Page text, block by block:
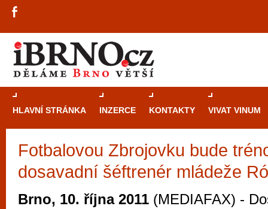
HLAVNÍ STRÁNKA INZERCE KONTAKTY VIVAT VINUM
Fotbalovou Zbrojovku bude
dosavadní šéftrenér mládeže
Brno, 10. října 2011 (MEDIAFAX) -
Průvodce
Brně: Od